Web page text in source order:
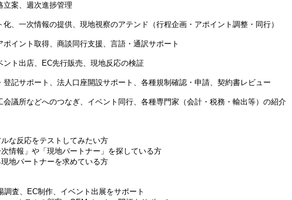
案、週次進捗管理
、一次情報の提供、現地視察のアテンド（行程企画・アポイント調整・同行）
イント取得、商談同行支援、言語・通訳サポート
ト出店、EC先行販売、現地反応の検証
記サポート、法人口座開設サポート、各種規制確認・申請、契約書レビュー
議所などへのつなぎ、イベント同行、各種専門家（会計・税務・輸出等）の紹介
な反応をテストしてみたい方
情報」や「現地パートナー」を探している方
地パートナーを求めている方
査、EC制作、イベント出展をサポート